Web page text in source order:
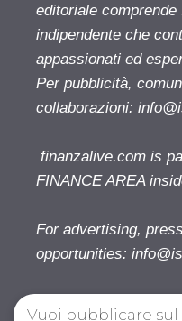
editoriale
indipendente che
appassionati ed
Per pubblicità,
collaborazioni:
finanzalive.com is
FINANCE AREA
For advertising,
opportunities:
Vuoi pubblicare